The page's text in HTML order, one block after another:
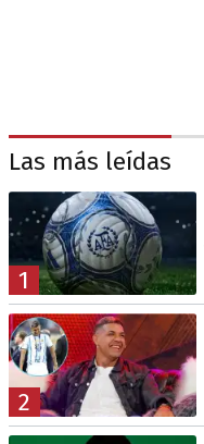
Las más leídas
1
2